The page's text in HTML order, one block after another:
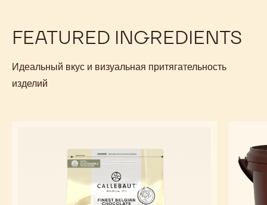
FEATURED INGREDIENTS
Идеальный вкус и визуальная притягательность
изделий